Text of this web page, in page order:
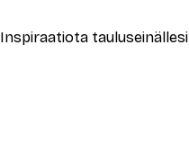
Inspiraatiota tauluseinällesi